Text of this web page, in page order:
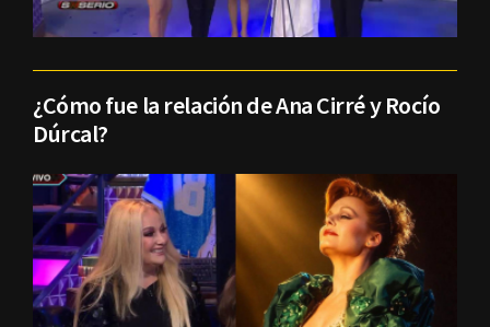
¿Cómo fue la relación de Ana Cirré y Rocío
Dúrcal?